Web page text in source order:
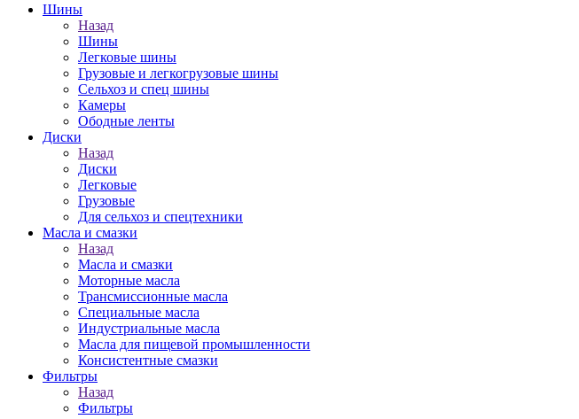
Шины
Назад
Шины
Легковые шины
Грузовые и легкогрузовые шины
Сельхоз и спец шины
Камеры
Ободные ленты
Диски
Назад
Диски
Легковые
Грузовые
Для сельхоз и спецтехники
Масла и смазки
Назад
Масла и смазки
Моторные масла
Трансмиссионные масла
Специальные масла
Индустриальные масла
Масла для пищевой промышленности
Консистентные смазки
Фильтры
Назад
Фильтры